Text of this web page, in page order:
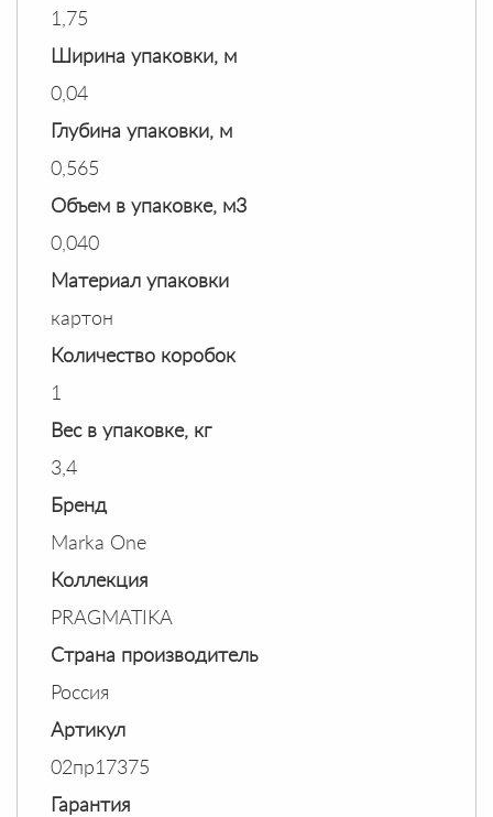
1,75
Ширина упаковки, м
0,04
Глубина упаковки, м
0,565
Объем в упаковке, м3
0,040
Материал упаковки
картон
Количество коробок
1
Вес в упаковке, кг
3,4
Бренд
Marka One
Коллекция
PRAGMATIKA
Страна производитель
Россия
Артикул
02пр17375
Гарантия